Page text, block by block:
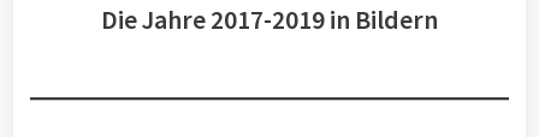
Die Jahre 2017-2019 in Bildern